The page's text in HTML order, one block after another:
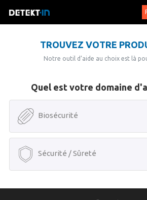
TROUVEZ VOTRE
Notre outil d’aide au choix est là
Quel est votre domaine
Biosécurité
Sécurité / Sûreté